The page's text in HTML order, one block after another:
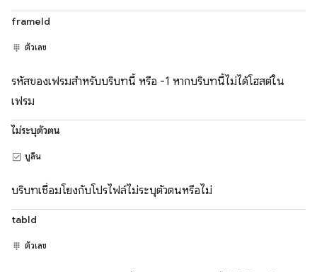
frameId
ตัวเลข
รหัสของเฟรมสำหรับบริบทนี้ หรือ -1 หากบริบทนี้ไม่ได้โฮสต์ใน
เฟรม
ไม่ระบุตัวตน
บูลีน
บริบทเชื่อมโยงกับโปรไฟล์ไม่ระบุตัวตนหรือไม่
tabId
ตัวเลข